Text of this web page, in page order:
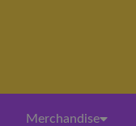
Merchandise